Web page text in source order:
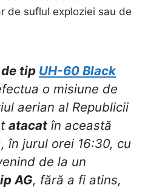
de suflul exploziei sau de
tip UH-60 Black
o misiune de
aerian al Republicii
atacat în această
în jurul orei 16:30, cu
de la un
AG, fără a fi atins,